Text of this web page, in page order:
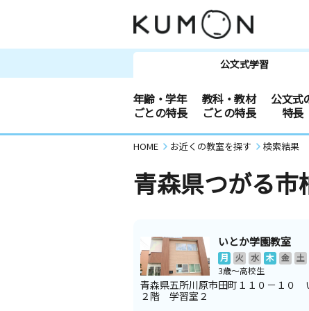
公文式学習
年齢・学年
ごとの特長
教科・教材
ごとの特長
公文式
特長
HOME お近くの教室を探す 検索結果
青森県つがる市
いとか学園教室
月 火 水 木 金 土
3歳～高校生
青森県五所川原市田町１１０－１０
２階 学習室２